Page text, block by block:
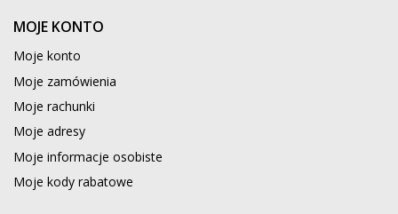
MOJE KONTO
Moje konto
Moje zamówienia
Moje rachunki
Moje adresy
Moje informacje osobiste
Moje kody rabatowe